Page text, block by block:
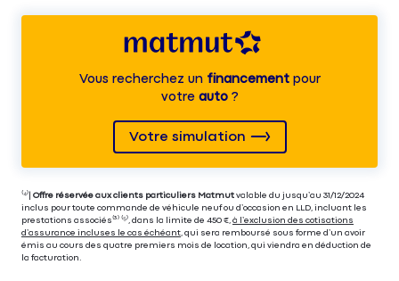
Vous recherchez unfinancementpour
votre auto?
Votre simulation
⁽⁴⁾| Offre réservée aux clients particuliers Matmut valable du jusqu’au 31/12/2024
inclus pour toute commande de véhicule neuf ou d’occasion en LLD, incluant les
prestations associés⁽³⁾ ⁽⁵⁾, dans la limite de 450 €, à l’exclusion des cotisations
d’assurance incluses le cas échéant, qui sera remboursé sous forme d’un avoir
émis au cours des quatre premiers mois de location, qui viendra en déduction de
la facturation.